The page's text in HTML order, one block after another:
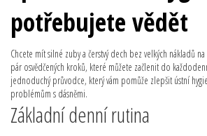
potřebujete vědět
Chcete mít silné zuby a čerstvý dech bez velkých nákladů
pár osvědčených kroků, které můžete začlenit do
jednoduchý průvodce, který vám pomůže zlepšit ústní
problémům s dásněmi.
Základní denní rutina